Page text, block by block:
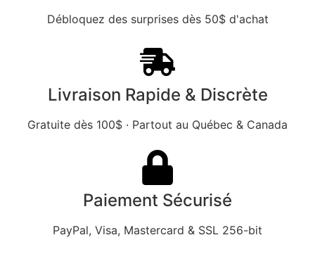
Débloquez des surprises dès 50$ d'achat
Livraison Rapide & Discrète
Gratuite dès 100$ · Partout au Québec & Canada
Paiement Sécurisé
PayPal, Visa, Mastercard & SSL 256-bit